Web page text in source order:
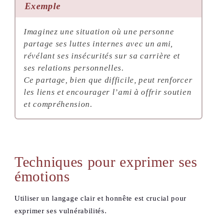
Exemple
Imaginez une situation où une personne
partage ses luttes internes avec un ami,
révélant ses insécurités sur sa carrière et
ses relations personnelles.
Ce partage, bien que difficile, peut renforcer
les liens et encourager l’ami à offrir soutien
et compréhension.
Techniques pour exprimer ses
émotions
Utiliser un langage clair et honnête est crucial pour
exprimer ses vulnérabilités.